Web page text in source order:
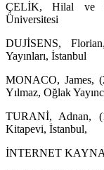
ÇELİK, Hilal ve
Üniversitesi
DUJİSENS,
Yayınları, İstanbul
MONACO, James,
Yılmaz, Oğlak
TURANİ, Adnan,
Kitapevi, İstanbul,
İNTERNET